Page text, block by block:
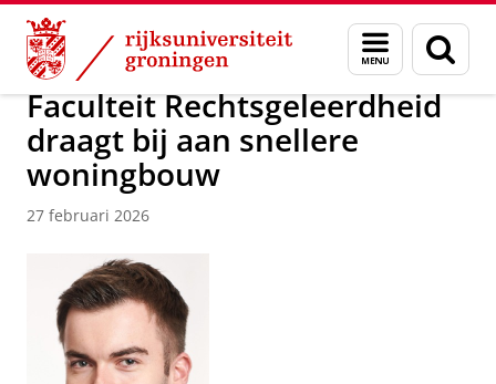
Skip
Content
Skip
Navigation
Menu
en
zoeken
Over ons Nieuwsarchief
Faculteit Rechtsgeleerdheid
draagt bij aan snellere
woningbouw
27 februari 2026